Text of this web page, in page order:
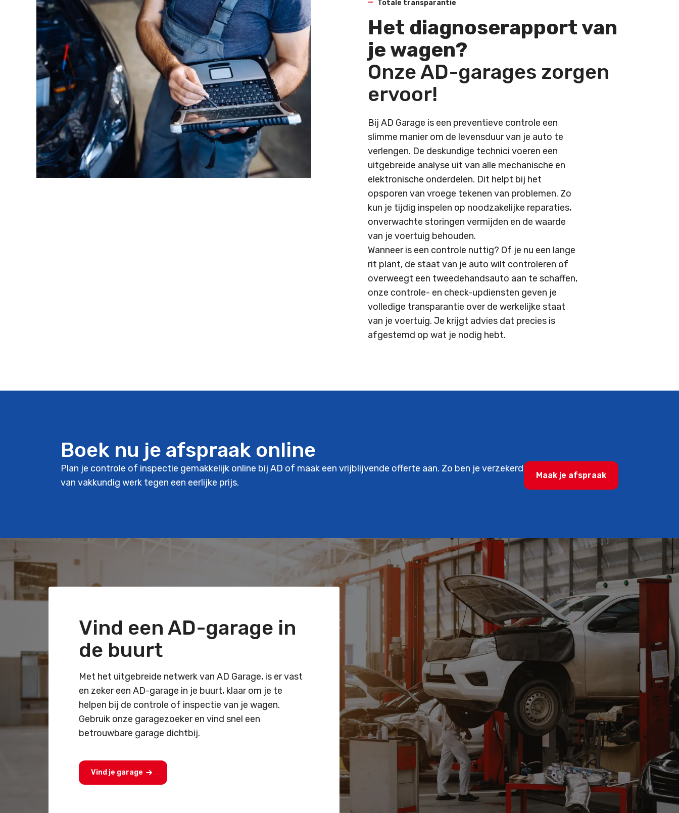
Totale transparantie
Het diagnoserapport van
je wagen?
Onze AD-garages zorgen
ervoor!
Bij AD Garage is een preventieve controle een
slimme manier om de levensduur van je auto te
verlengen. De deskundige technici voeren een
uitgebreide analyse uit van alle mechanische en
elektronische onderdelen. Dit helpt bij het
opsporen van vroege tekenen van problemen. Zo
kun je tijdig inspelen op noodzakelijke reparaties,
onverwachte storingen vermijden en de waarde
van je voertuig behouden.
Wanneer is een controle nuttig? Of je nu een lange
rit plant, de staat van je auto wilt controleren of
overweegt een tweedehandsauto aan te schaffen,
onze controle- en check-updiensten geven je
volledige transparantie over de werkelijke staat
van je voertuig. Je krijgt advies dat precies is
afgestemd op wat je nodig hebt.
Boek nu je afspraak online
Plan je controle of inspectie gemakkelijk online bij AD of maak een vrijblijvende offerte aan. Zo ben je verzekerd
van vakkundig werk tegen een eerlijke prijs.
Maak je afspraak
Vind een AD-garage in
de buurt
Met het uitgebreide netwerk van AD Garage, is er vast
en zeker een AD-garage in je buurt, klaar om je te
helpen bij de controle of inspectie van je wagen.
Gebruik onze garagezoeker en vind snel een
betrouwbare garage dichtbij.
Vind je garage